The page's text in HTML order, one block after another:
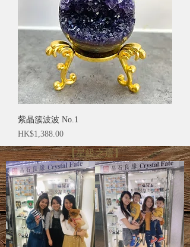
紫晶簇波波 No.1
價格
HK$1,388.00
【星級之選】